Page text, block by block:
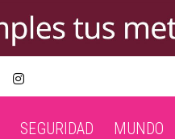
SEGURIDAD MUNDO